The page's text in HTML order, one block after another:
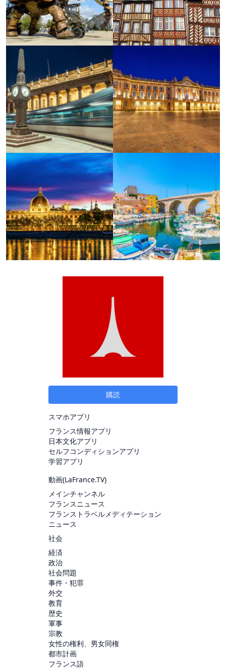
購読
スマホアプリ
フランス情報アプリ
日本文化アプリ
セルフコンディションアプリ
学習アプリ
動画(LaFrance.TV)
メインチャンネル
フランスニュース
フランストラベルメディテーション
ニュース
社会
経済
政治
社会問題
事件・犯罪
外交
教育
歴史
軍事
宗教
女性の権利、男女同権
都市計画
フランス語